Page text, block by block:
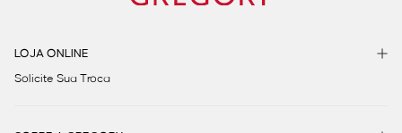
LOJA ONLINE
Solicite Sua Troca